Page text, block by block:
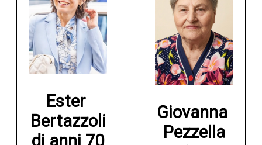
Ester
Bertazzoli
di anni 70
Giovanna
Pezzella